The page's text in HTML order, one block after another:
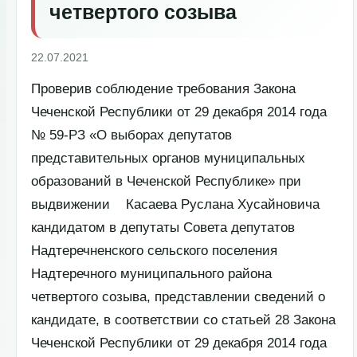
четвертого созыва
22.07.2021
Проверив соблюдение требования Закона
Чеченской Республики от 29 декабря 2014 года
№ 59-РЗ «О выборах депутатов
представительных органов муниципальных
образований в Чеченской Республике» при
выдвижении Касаева Руслана Хусайновича
кандидатом в депутаты Совета депутатов
Надтеречненского сельского поселения
Надтеречного муниципального района
четвертого созыва, представлении сведений о
кандидате, в соответствии со статьей 28 Закона
Чеченской Республики от 29 декабря 2014 года